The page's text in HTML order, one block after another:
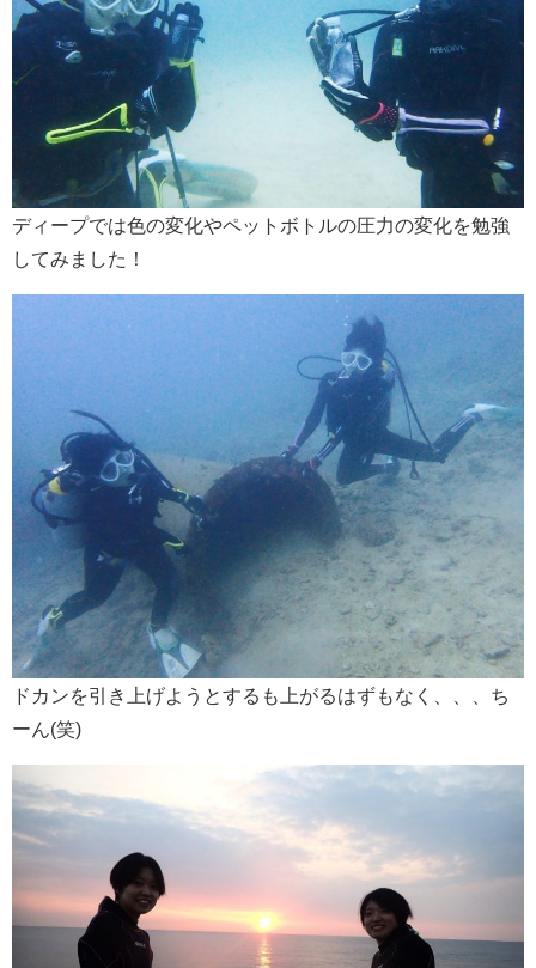
ディープでは色の変化やペットボトルの圧力の変化を勉強
してみました！
ドカンを引き上げようとするも上がるはずもなく、、、ち
ーん(笑)